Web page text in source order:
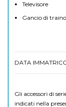
Televisore
Gancio di traino
DATA
Gli accessori di
indicati nella